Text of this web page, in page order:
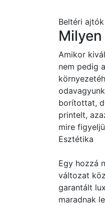
Beltéri
Amikor
nem pedig
borítottat,
printelt,
mire
Esztétika
Egy hozzá
változat
garantált
maradnak